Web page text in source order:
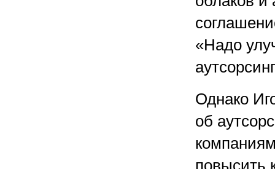
«Надо
Однако
об
повысить